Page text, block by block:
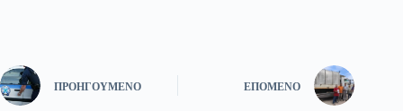
ΠΡΟΗΓΟΎΜΕΝΟ ΕΠΌΜΕΝΟ